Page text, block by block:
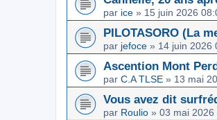
par ice » 15 juin 2026
PILOTASORO (La
par jefoce » 14 juin 2026
Ascention Mont
par C.A TLSE » 13 mai
Vous avez dit
par Roulio » 03 mai 2026